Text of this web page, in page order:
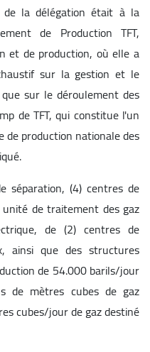
la délégation était à la
de Production TFT,
et de production, où elle a
sur la gestion et le
sur le déroulement des
de TFT, qui constitue l'un
de production nationale des
séparation, (4) centres de
de traitement des gaz
de (2) centres de
ainsi que des structures
de 54.000 barils/jour
de mètres cubes de gaz
cubes/jour de gaz destiné